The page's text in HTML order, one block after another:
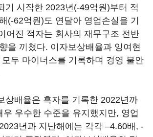
기 시작한 2023년(-49억원)부터 적
(-62억원)도 연달아 영업손실을 기
어진 적자는 회사의 재무구조 전반
을 끼쳤다. 이자보상배율과 잉여현
두 마이너스를 기록하며 경영 불안
상배율은 흑자를 기록한 2022년까
우 우수한 수준을 유지했지만, 영업
년과 지난해에는 각각 –4.60배, -